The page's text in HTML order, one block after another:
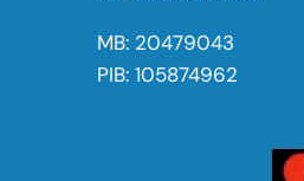
MB: 20479043
PIB: 105874962